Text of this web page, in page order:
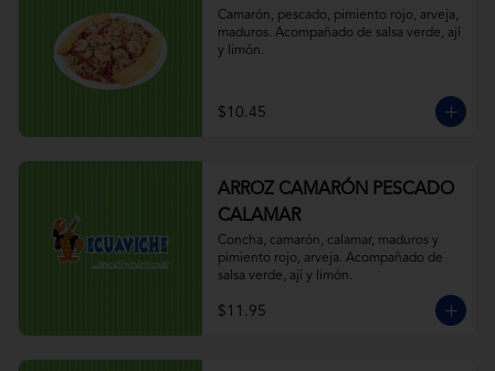
Camarón, pescado, pimiento rojo, arveja,
maduros. Acompañado de salsa verde, ají
y limón.
$10.45
ARROZ CAMARÓN PESCADO
CALAMAR
Concha, camarón, calamar, maduros y
pimiento rojo, arveja. Acompañado de
salsa verde, ají y limón.
$11.95